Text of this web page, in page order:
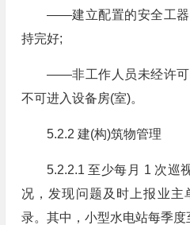
——建立配置的安全工器
持完好;
——非工作人员未经许可
不可进入设备房(室)。
5.2.2 建(构)筑物管理
5.2.2.1 至少每月 1 次巡
况，发现问题及时上报业
录。其中，小型水电站每季度